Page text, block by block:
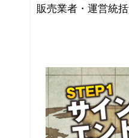
販売業者・運営統